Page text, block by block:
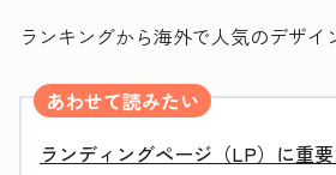
ランキングから海外で人気のデザイ
あわせて読みたい
ランディングページ（LP）に重